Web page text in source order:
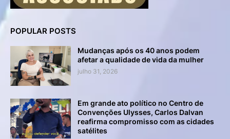
POPULAR POSTS
Mudanças após os 40 anos podem
afetar a qualidade de vida da mulher
julho 31, 2026
Em grande ato político no Centro de
Convenções Ulysses, Carlos Dalvan
reafirma compromisso com as cidades
satélites